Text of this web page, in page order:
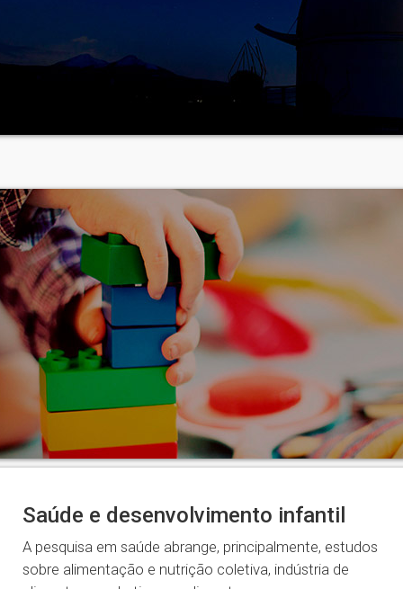
Saúde e desenvolvimento infantil
A pesquisa em saúde abrange, principalmente, estudos
sobre alimentação e nutrição coletiva, indústria de